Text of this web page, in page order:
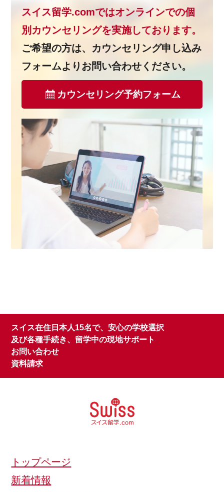
スイス留学.comではオンラインでの個
別カウンセリングを実施しております。
ご希望の方は、カウンセリング申し込み
フォームよりお問い合わせください。
カウンセリング予約フォーム
スイス在住日本人15名で、安心の学校選択
及び各種手続き、留学中の現地サポート
お問い合わせ
資料請求
トップページ
新着情報